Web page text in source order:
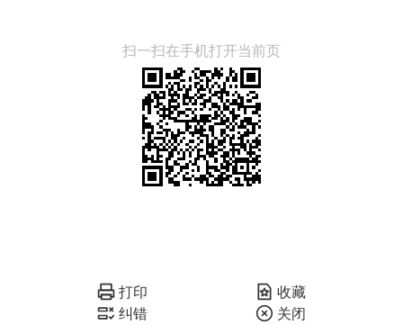
扫一扫在手机打开当前页
打印
收藏
纠错
关闭